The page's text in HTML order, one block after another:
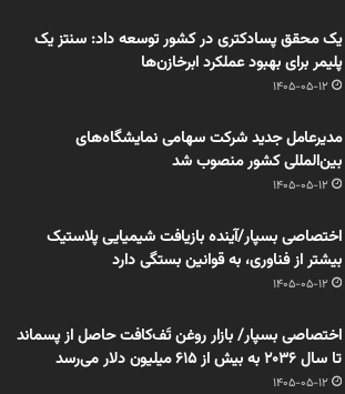
یک محقق پسادکتری در کشور توسعه داد: سنتز یک
پلیمر برای بهبود عملکرد ابرخازن‌ها
1405-05-12
مدیرعامل جدید شرکت سهامی نمایشگاه‌های
بین‌المللی کشور منصوب شد
1405-05-12
اختصاصی بسپار/آینده بازیافت شیمیایی پلاستیک
بیشتر از فناوری، به قوانین بستگی دارد
1405-05-12
اختصاصی بسپار/ بازار روغن تَف‌کافت حاصل از پسماند
تا سال ۲۰۳۶ به بیش از ۶۱۵ میلیون دلار می‌رسد
1405-05-12